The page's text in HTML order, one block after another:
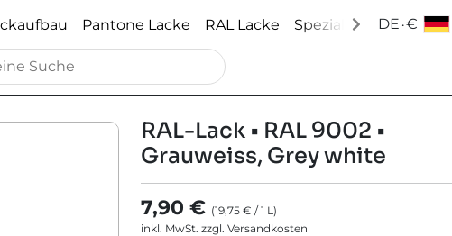
Pantone Lacke RAL Lacke Speziallacke Zubehör
DE .€
RAL-Lack • RAL 9002 •
Grauweiss, Grey white
7,90 € (19,75 € /1 L)
inkl. MwSt. zzgl. Versandkosten